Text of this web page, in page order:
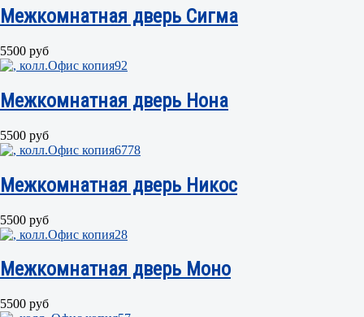
Межкомнатная дверь Сигма
5500 руб
Межкомнатная дверь Нона
5500 руб
Межкомнатная дверь Никос
5500 руб
Межкомнатная дверь Моно
5500 руб